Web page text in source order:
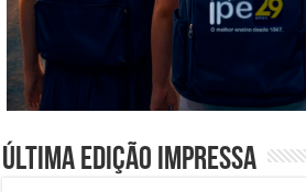
Última edição impressa